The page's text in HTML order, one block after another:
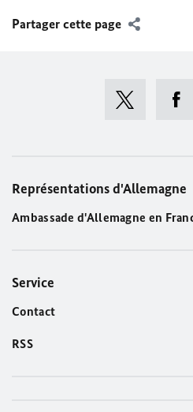
Partager cette page
Représentations d'Allemagne
Ambassade d'Allemagne en
Service
Contact
RSS